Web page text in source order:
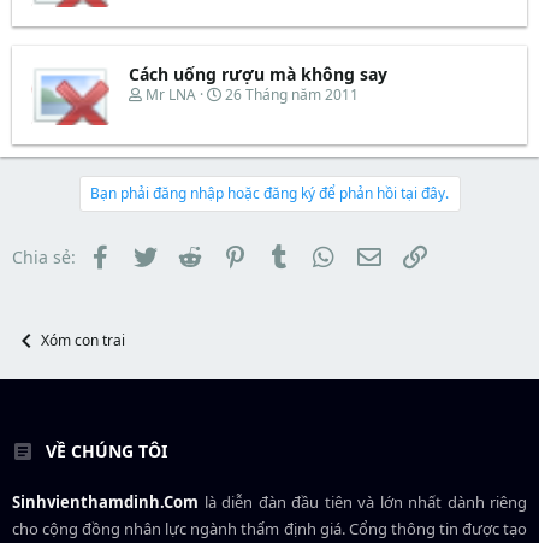
r
e
r
u
e
d
s
r
e
r
y
ắ
t
u
Cách uống rượu mà không say
T
e
d
s
a
r
Mr LNA
N
y
ắ
t
ầ
u
26 Tháng năm 2011
Bạn phải đăng nhập hoặc đăng ký để phản hồi tại đây.
Chia sẻ: Facebook
TwitterReddit PinterestTumblr WhatsApp
EmailLink
Xóm con trai
VỀ CHÚNG TÔI
Sinhvienthamdinh.Com là diễn đàn đầu tiên và lớn nhất dành riêng
cho cộng đồng nhân lực ngànhthẩm định giá. Cổng thông tin được tạo